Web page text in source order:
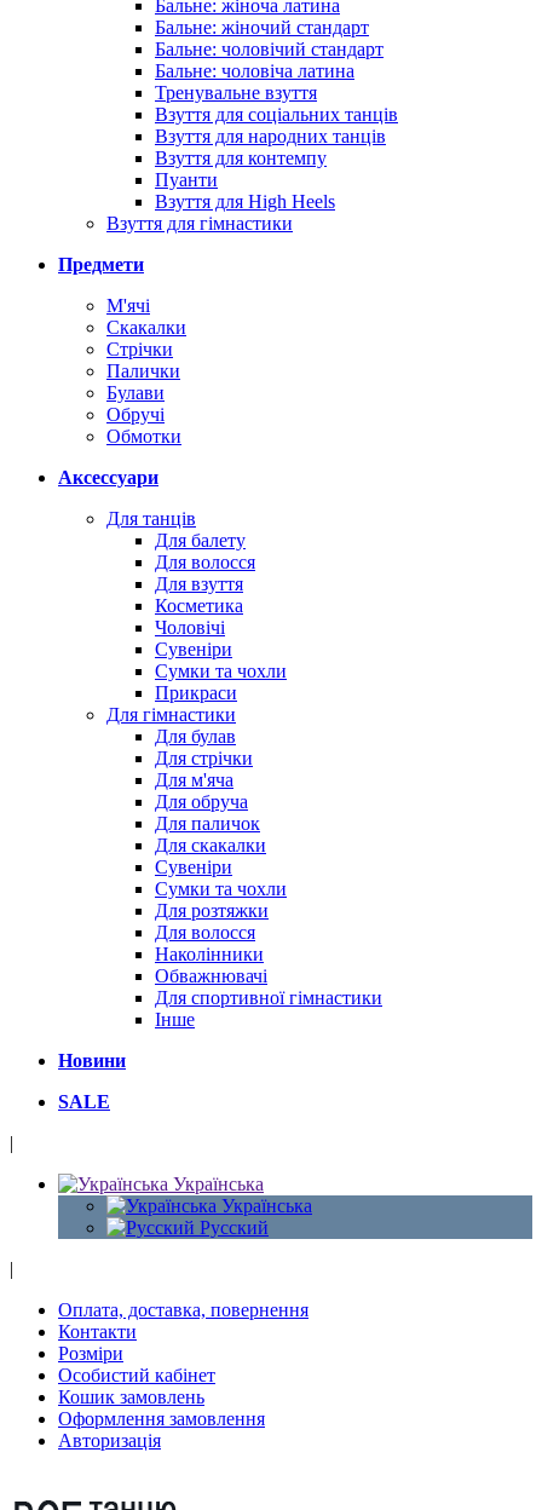
Бальне: жіноча латина
Бальне: жіночий стандарт
Бальне: чоловічий стандарт
Бальне: чоловіча латина
Тренувальне взуття
Взуття для соціальних танців
Взуття для народних танців
Взуття для контемпу
Пуанти
Взуття для High Heels
Взуття для гімнастики
Предмети
М'ячі
Скакалки
Стрічки
Палички
Булави
Обручі
Обмотки
Аксессуари
Для танців
Для балету
Для волосся
Для взуття
Косметика
Чоловічі
Сувеніри
Сумки та чохли
Прикраси
Для гімнастики
Для булав
Для стрічки
Для м'яча
Для обруча
Для паличок
Для скакалки
Сувеніри
Сумки та чохли
Для розтяжки
Для волосся
Наколінники
Обважнювачі
Для спортивної гімнастики
Інше
Новини
SALE
|
Українська
Українська
Русский
|
Оплата, доставка, повернення
Контакти
Розміри
Особистий кабінет
Кошик замовлень
Оформлення замовлення
Авторизація